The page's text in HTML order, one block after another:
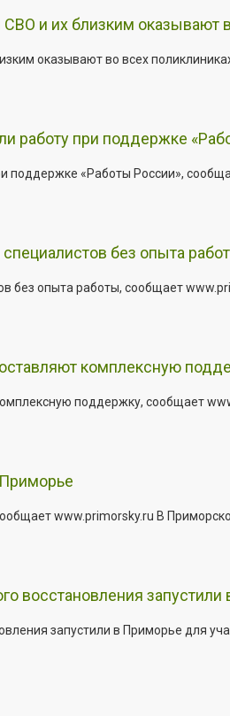
и их близким оказывают
оказывают во всех
работу при поддержке
«Работы России»,
без опыта
опыта работы, сообщает
комплексную
поддержку, сообщает
www.primorsky.ru В
восстановления
запустили в Приморье для